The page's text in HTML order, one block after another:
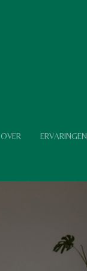
OVER ERVARINGEN